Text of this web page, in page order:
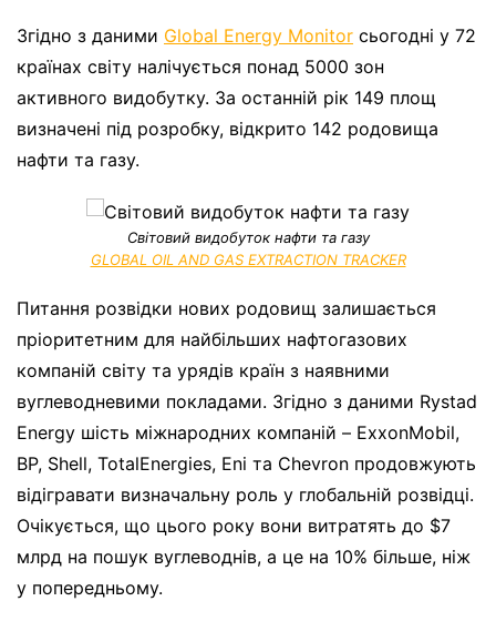
Згідно з даними Global Energy Monitor сьогодні у 72
країнах світу налічується понад 5000 зон
активного видобутку. За останній рік 149 площ
визначені під розробку, відкрито 142 родовища
нафти та газу.
Світовий видобуток нафти та газу
GLOBAL OIL AND GAS EXTRACTION TRACKER
Питання розвідки нових родовищ залишається
пріоритетним для найбільших нафтогазових
компаній світу та урядів країн з наявними
вуглеводневими покладами. Згідно з даними Rystad
Energy шість міжнародних компаній – ExxonMobil,
BP, Shell, TotalEnergies, Eni та Chevron продовжують
відігравати визначальну роль у глобальній розвідці.
Очікується, що цього року вони витратять до $7
млрд на пошук вуглеводнів, а це на 10% більше, ніж
у попередньому.